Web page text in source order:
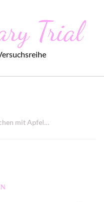
Trial
mit Apfel…